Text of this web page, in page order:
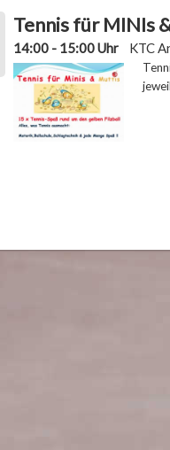
Tennis für MINIs
14:00 - 15:00 Uhr KTC